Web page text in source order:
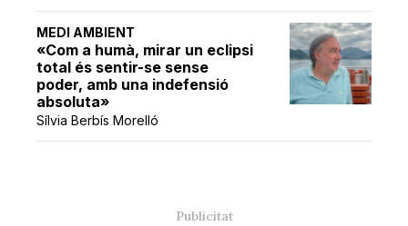
MEDI AMBIENT
«Com a humà, mirar un eclipsi
total és sentir-se sense
poder, amb una indefensió
absoluta»
Sílvia Berbís Morelló